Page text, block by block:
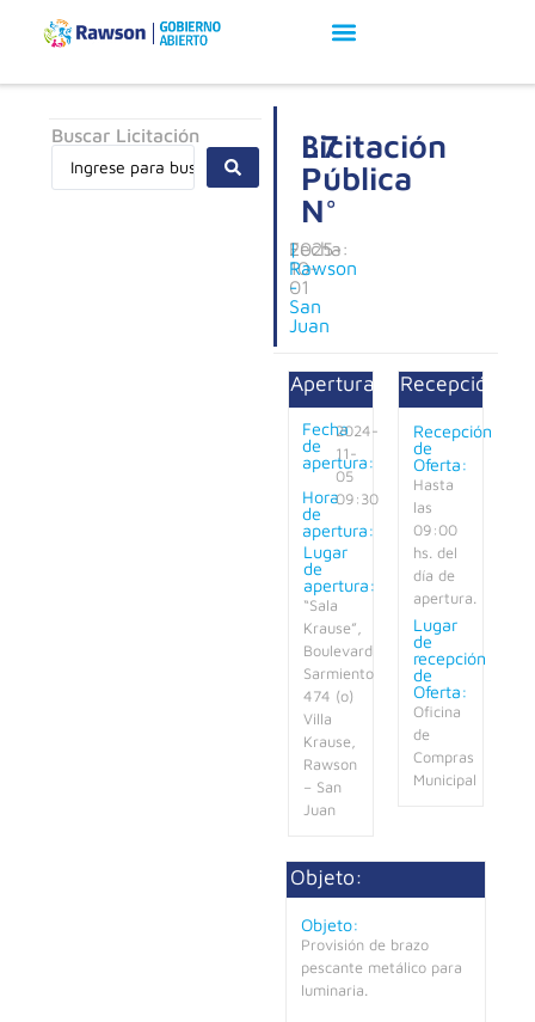
Buscar Licitación
Licitación
Pública
N°
37
Fecha:
2025-
10-
01
|
Rawson
-
San
Juan
Apertura:
Fecha
de
apertura:
2024-
11-
05
Hora
de
apertura:
09:30
Lugar
de
apertura:
“Sala
Krause”,
Boulevard
Sarmiento
474 (o)
Villa
Krause,
Rawson
– San
Juan
Recepción:
Recepción
de
Oferta:
Hasta
las
09:00
hs. del
día de
apertura.
Lugar
de
recepción
de
Oferta:
Oficina
de
Compras
Municipal
Objeto:
Objeto:
Provisión de brazo
pescante metálico para
luminaria.